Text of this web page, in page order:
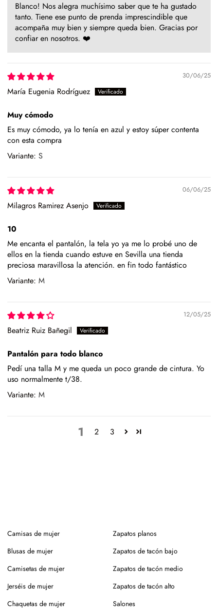
Blanco! Nos alegra muchísimo saber que te ha gustado
tanto. Tiene ese punto de prenda imprescindible que
acompaña muy bien y siempre queda bien. Gracias por
confiar en nosotros. ❤️
30/06/25
María Eugenia Rodríguez
Muy cómodo
Es muy cómodo, ya lo tenía en azul y estoy súper contenta
con esta compra
S
06/06/25
Milagros Ramirez Asenjo
10
Me encanta el pantalón, la tela yo ya me lo probé uno de
ellos en la tienda cuando estuve en Sevilla una tienda
preciosa maravillosa la atención. en fin todo fantástico
M
12/05/25
Beatriz Ruiz Bañegil
Pantalón para todo blanco
Pedí una talla M y me queda un poco grande de cintura. Yo
uso normalmente t/38.
M
1 2 3
Camisas de mujer
Blusas de mujer
Camisetas de mujer
Jerséis de mujer
Chaquetas de mujer
Zapatos planos
Zapatos de tacón bajo
Zapatos de tacón medio
Zapatos de tacón alto
Salones